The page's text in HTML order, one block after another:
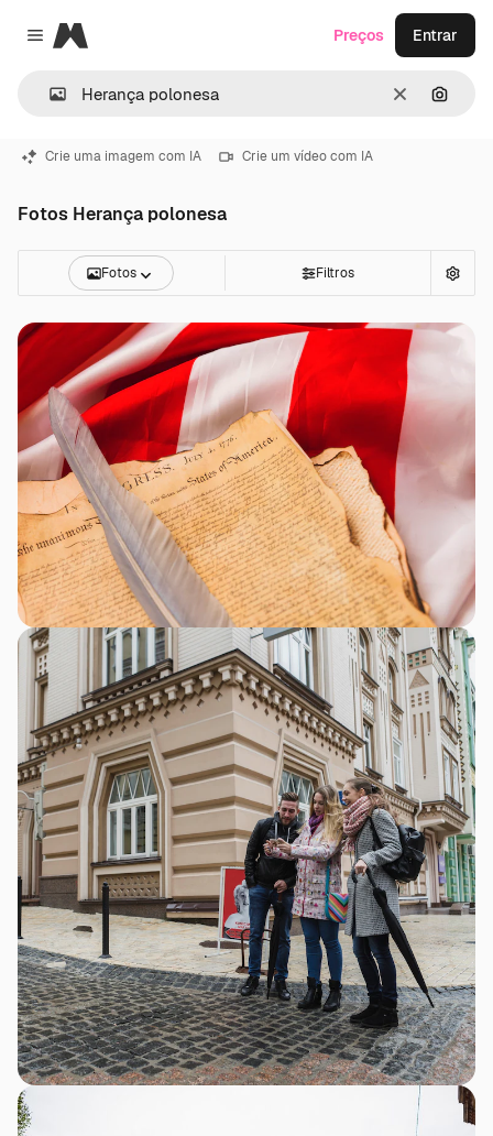
Close menu
Magnific
Limpar
Preços Entrar
Crie uma imagem com IA Crie um vídeo com IA
Fotos Herança polonesa
Fotos Filtros